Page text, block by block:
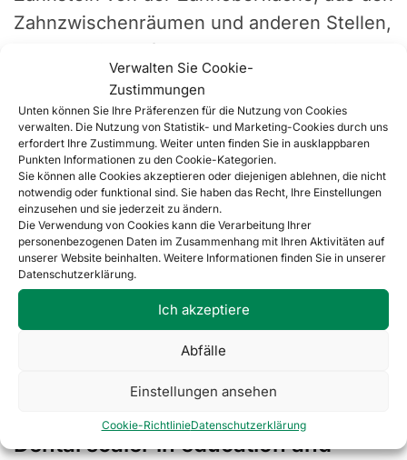
Verwalten Sie Cookie-
Zustimmungen
Unten können Sie Ihre Präferenzen für die Nutzung von Cookies
verwalten. Die Nutzung von Statistik- und Marketing-Cookies durch uns
erfordert Ihre Zustimmung. Weiter unten finden Sie in ausklappbaren
Punkten Informationen zu den Cookie-Kategorien.
Sie können alle Cookies akzeptieren oder diejenigen ablehnen, die nicht
notwendig oder funktional sind. Sie haben das Recht, Ihre Einstellungen
einzusehen und sie jederzeit zu ändern.
Die Verwendung von Cookies kann die Verarbeitung Ihrer
personenbezogenen Daten im Zusammenhang mit Ihren Aktivitäten auf
unserer Website beinhalten. Weitere Informationen finden Sie in unserer
Datenschutzerklärung.
Ich akzeptiere
Abfälle
Einstellungen ansehen
Cookie-RichtlinieDatenschutzerklärung
Zahnzwischenräumen und anderen Stellen,
die Präzision erfordern, zu demonstrieren.
Unter didaktischen Bedingungen kann der
Skalierer zur Vermittlung der Prinzipien
des richtigen Werkzeuggriffs, der
Bewegungssteuerung und der sicheren
Führung der Arbeitsspitze eingesetzt
werden. Er erleichtert auch die Erörterung
der Bedeutung von routinemäßiger
Hygiene, der Entfernung von Ablagerungen
und der Vorbeugung von Karies,
Parodontitis sowie anderen Zahn- und
Zahnfleischerkrankungen.
Dental scaler in education and